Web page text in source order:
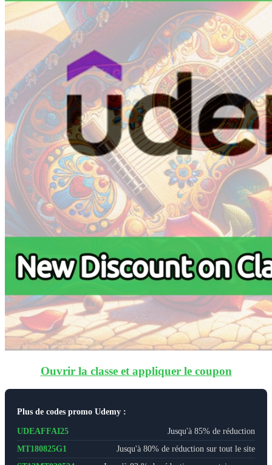
Ouvrir la classe et appliquer le coupon
Plus de codes promo Udemy :
UDEAFFAI25
Jusqu'à 85% de réduction
MT180825G1
Jusqu'à 80% de réduction sur tout le site